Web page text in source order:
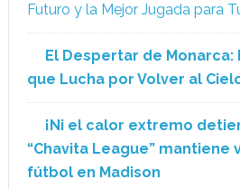
Futuro y la Mejor Jugada para
El Despertar de Monarca:
que Lucha por Volver al
¡Ni el calor extremo
“Chavita League” mantiene
fútbol en Madison